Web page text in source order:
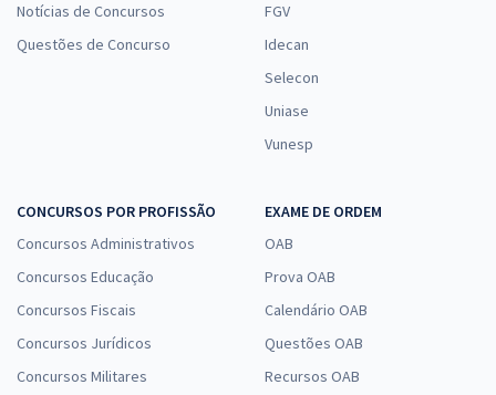
Notícias de Concursos
Questões de Concurso
FGV
Idecan
Selecon
Uniase
Vunesp
CONCURSOS POR PROFISSÃO
Concursos Administrativos
Concursos Educação
Concursos Fiscais
Concursos Jurídicos
Concursos Militares
EXAME DE ORDEM
OAB
Prova OAB
Calendário OAB
Questões OAB
Recursos OAB